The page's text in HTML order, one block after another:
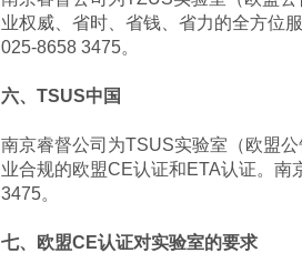
业权威、省时、省钱、省力的全方位
025-8658 3475。
六、TSUS中国
南京睿督公司为TSUS实验室（欧盟
业合规的欧盟CE认证和ETA认证。南
3475。
七、欧盟CE认证对实验室的要求